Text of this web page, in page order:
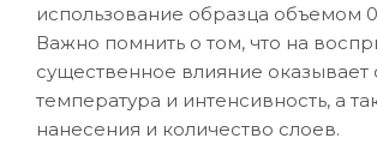
использование образца объемом
Важно помнить о том, что на
существенное влияние оказывает
температура и интенсивность, а
нанесения и количество слоев.